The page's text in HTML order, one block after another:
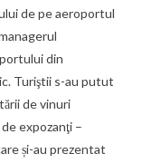
de pe aeroportul
din
Turiştii s-au putut
de vinuri
expozanţi –
și-au prezentat